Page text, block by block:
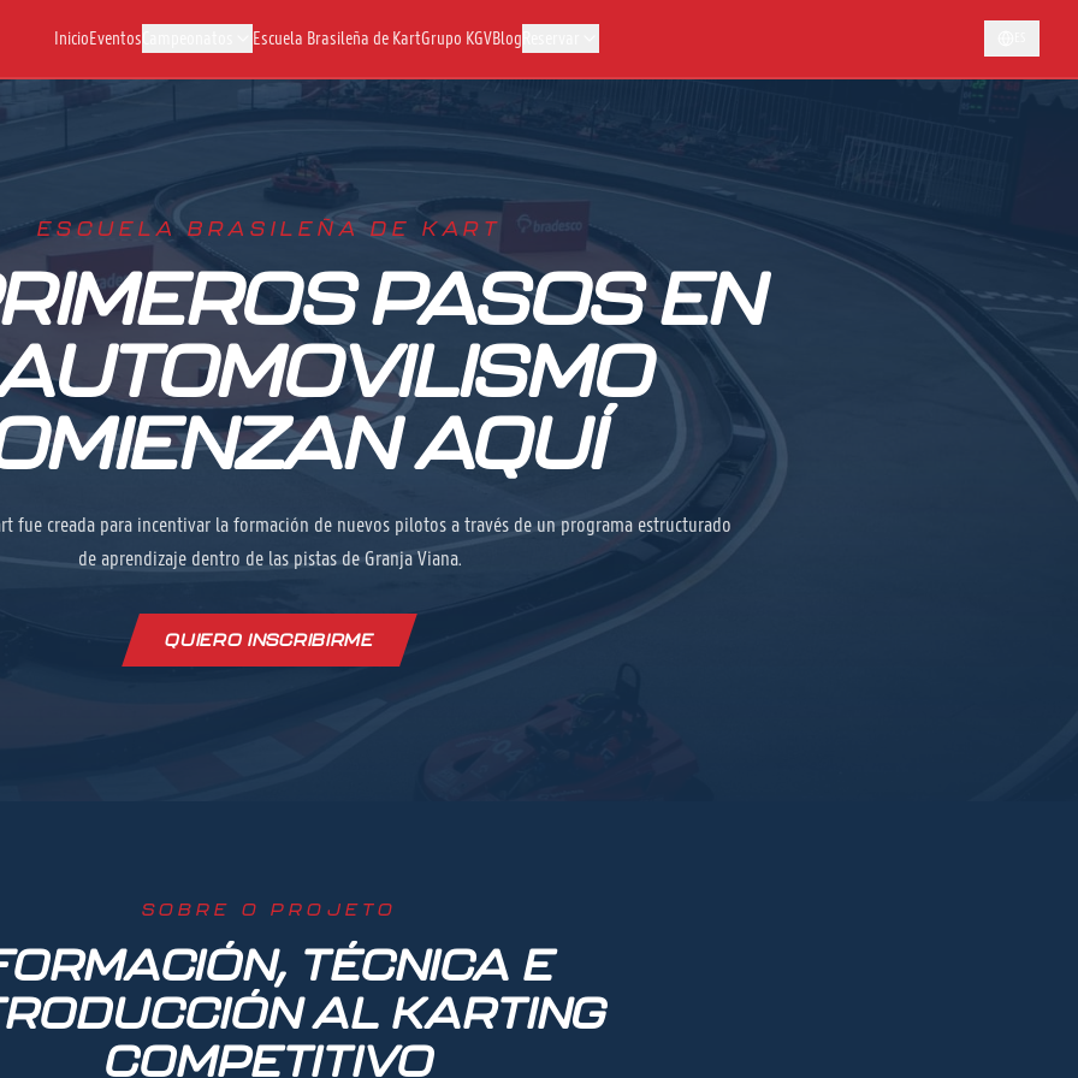
InicioEventos Escuela Brasileña de KartGrupo KGVBlog
ESCUELA BRASILEÑA DE KART
PASOS EN
AQUÍ
fue creada para incentivar la formación de nuevos pilotos a través de un programa estructurado
de aprendizaje dentro de las pistas de Granja Viana.
QUIERO INSCRIBIRME
SOBRE O PROJETO
TÉCNICA E
AL KARTING
COMPETITIVO